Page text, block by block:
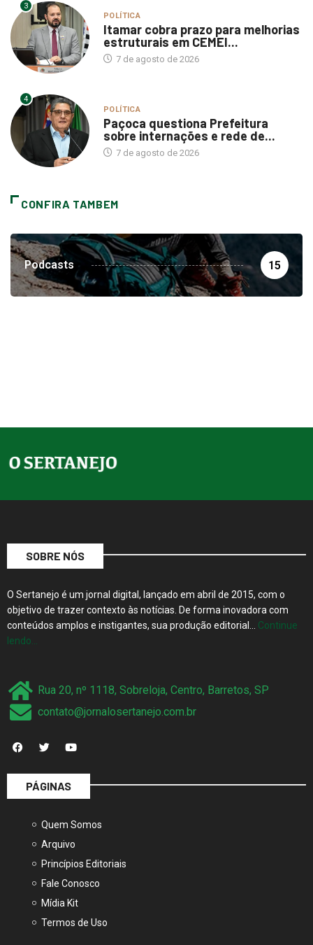
3
POLÍTICA
Itamar cobra prazo para melhorias
estruturais em CEMEI...
7 de agosto de 2026
4
POLÍTICA
Paçoca questiona Prefeitura
sobre internações e rede de...
7 de agosto de 2026
CONFIRA TAMBEM
Podcasts 15
SOBRE NÓS
O Sertanejo é um jornal digital, lançado em abril de 2015, com o
objetivo de trazer contexto às notícias. De forma inovadora com
conteúdos amplos e instigantes, sua produção editorial… Continue
lendo…
Rua 20, nº 1118, Sobreloja, Centro, Barretos, SP
contato@jornalosertanejo.com.br
PÁGINAS
Quem Somos
Arquivo
Princípios Editoriais
Fale Conosco
Mídia Kit
Termos de Uso